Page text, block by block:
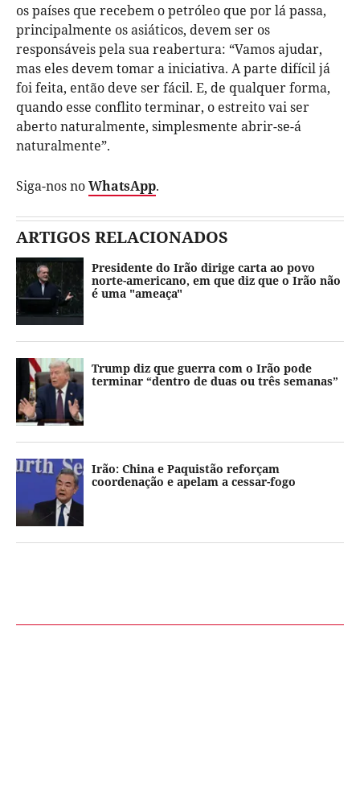
os países que recebem o petróleo que por lá passa,
principalmente os asiáticos, devem ser os
responsáveis pela sua reabertura: “Vamos ajudar,
mas eles devem tomar a iniciativa. A parte difícil já
foi feita, então deve ser fácil. E, de qualquer forma,
quando esse conflito terminar, o estreito vai ser
aberto naturalmente, simplesmente abrir-se-á
naturalmente”.
Siga-nos noWhatsApp.
ARTIGOS RELACIONADOS
Presidente do Irão dirige carta ao povo
norte-americano, em que diz que o Irão não
é uma "ameaça"
Trump diz que guerra com o Irão pode
terminar “dentro de duas ou três semanas”
Irão: China e Paquistão reforçam
coordenação e apelam a cessar-fogo